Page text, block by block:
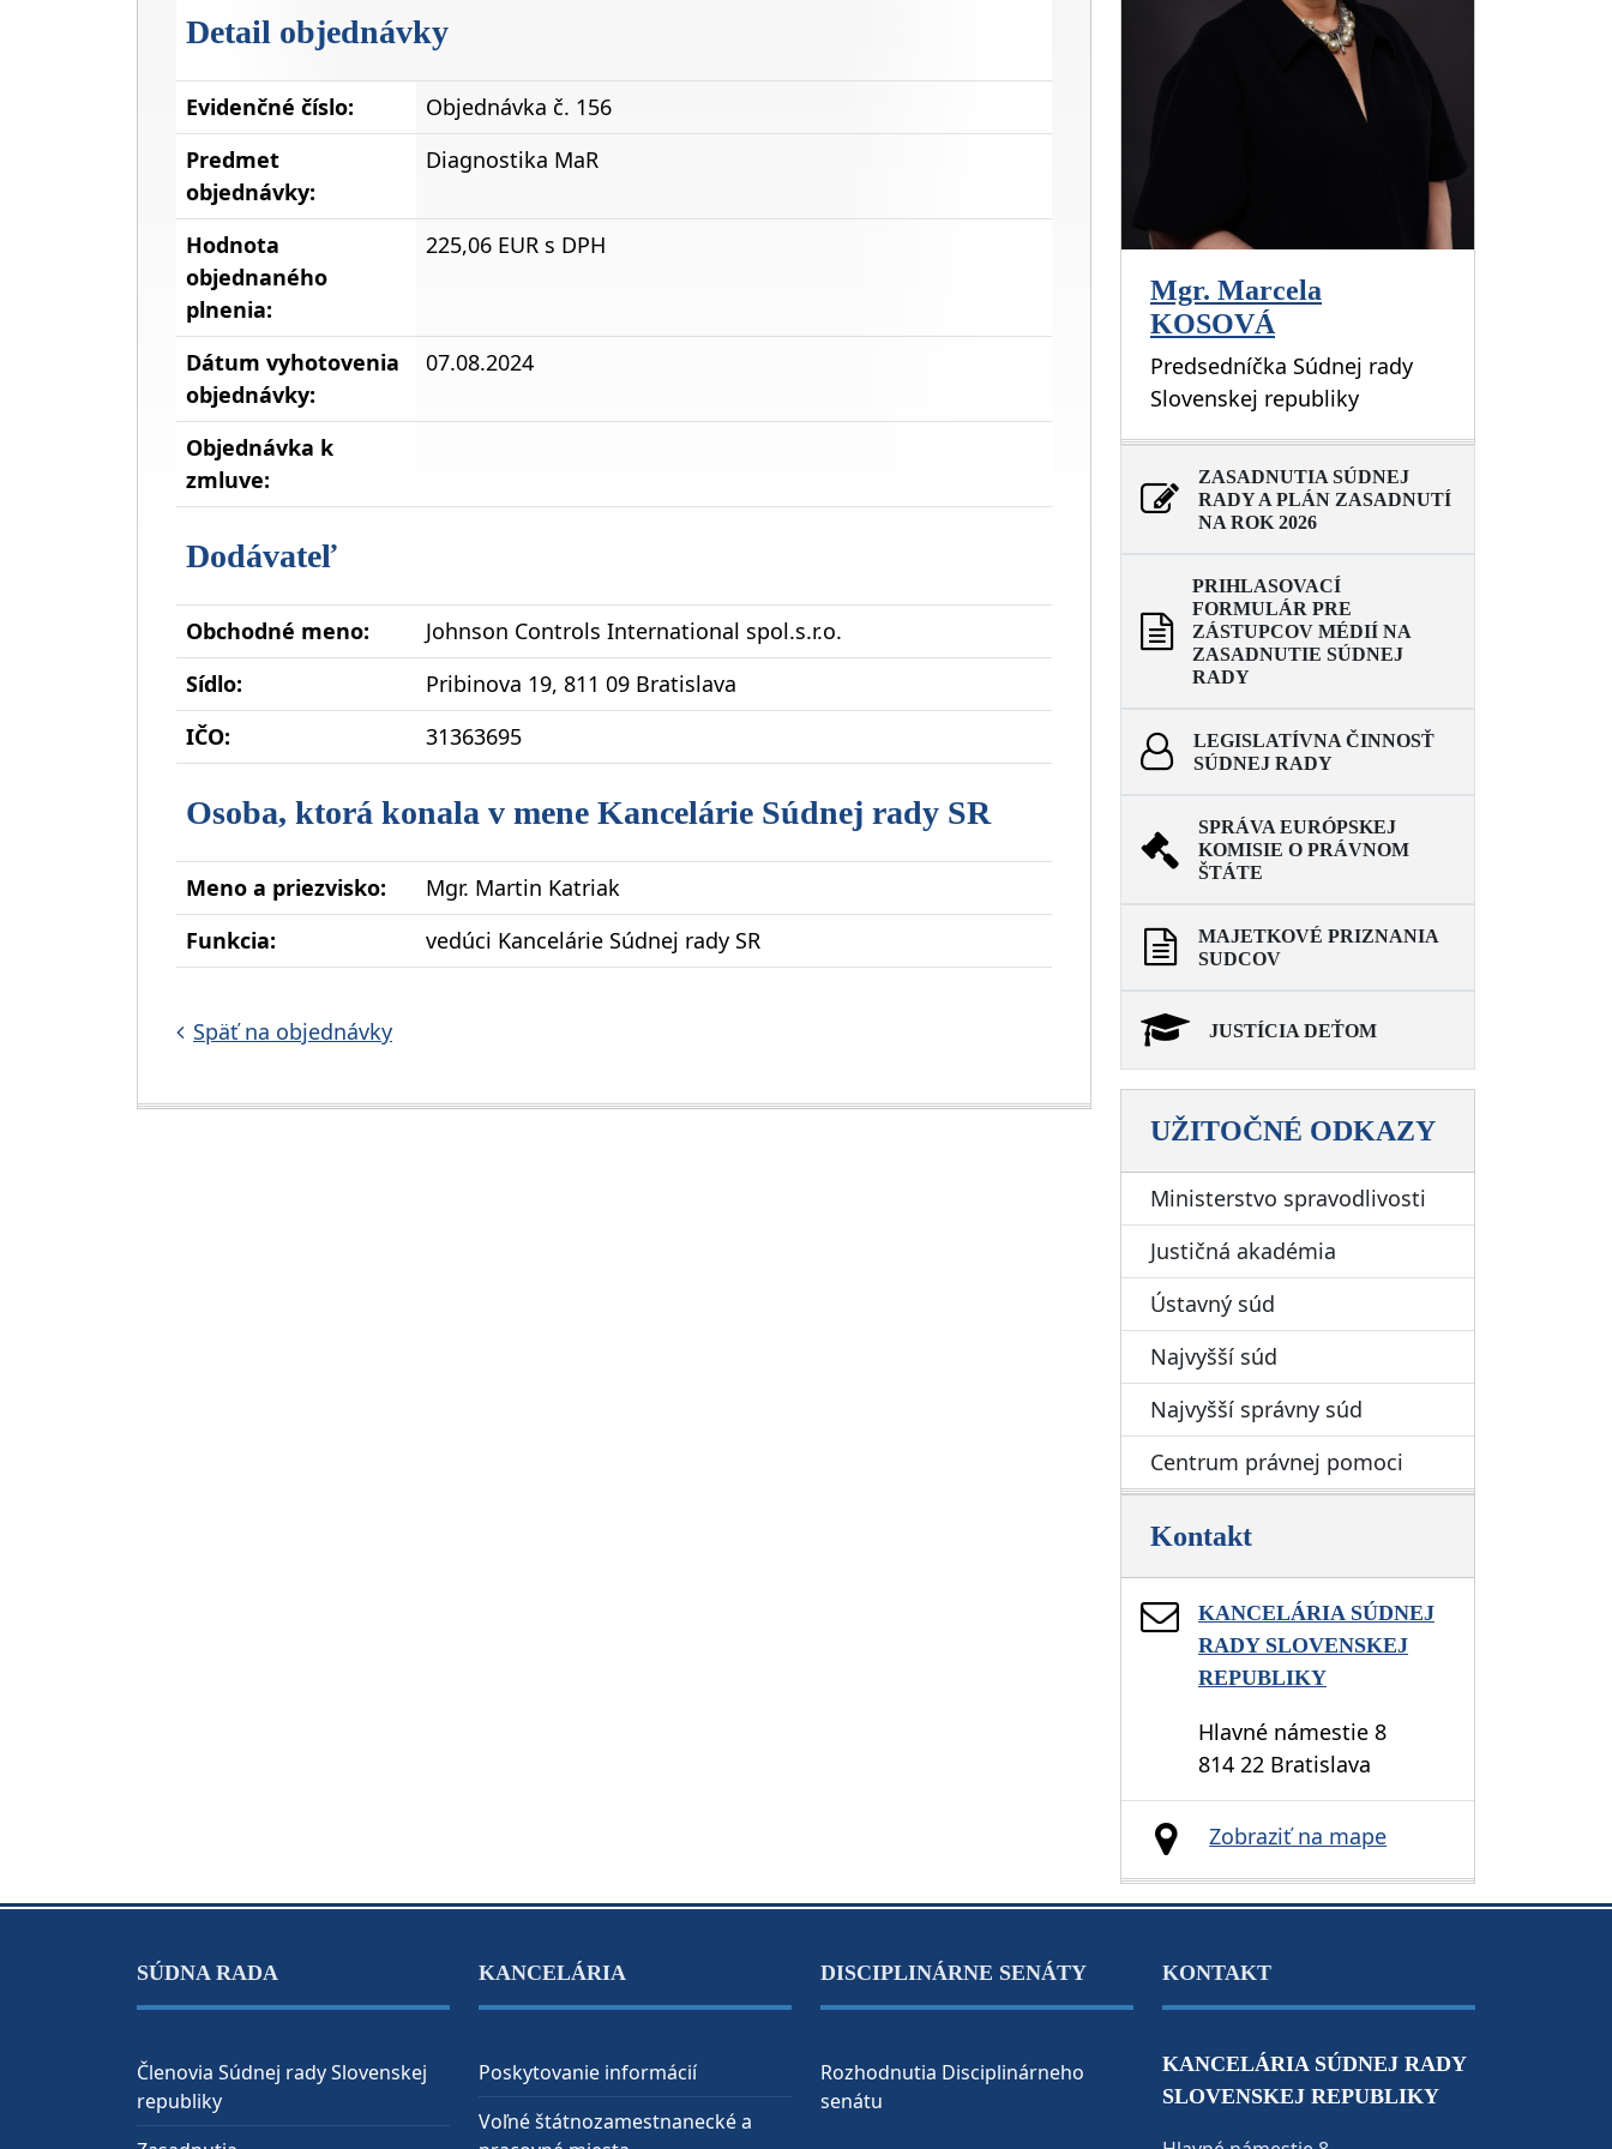
Detail objednávky
Evidenčné číslo:
Objednávka č. 156
Predmet
objednávky:
Diagnostika MaR
Hodnota
objednaného
plnenia:
225,06 EUR s DPH
Dátum vyhotovenia
objednávky:
07.08.2024
Objednávka k
zmluve:
Dodávateľ
Obchodné meno:
Johnson Controls International spol.s.r.o.
Sídlo:
Pribinova 19, 811 09 Bratislava
IČO:
31363695
Osoba, ktorá konala v mene Kancelárie Súdnej rady SR
Meno a priezvisko:
Mgr. Martin Katriak
Funkcia:
vedúci Kancelárie Súdnej rady SR
Späť na objednávky
Mgr. Marcela
KOSOVÁ
Predsedníčka Súdnej rady
Slovenskej republiky
ZASADNUTIA SÚDNEJ
RADY A PLÁN ZASADNUTÍ
NA ROK 2026
PRIHLASOVACÍ
FORMULÁR PRE
ZÁSTUPCOV MÉDIÍ NA
ZASADNUTIE SÚDNEJ
RADY
LEGISLATÍVNA ČINNOSŤ
SÚDNEJ RADY
SPRÁVA EURÓPSKEJ
KOMISIE O PRÁVNOM
ŠTÁTE
MAJETKOVÉ PRIZNANIA
SUDCOV
JUSTÍCIA DEŤOM
UŽITOČNÉ ODKAZY
Ministerstvo spravodlivosti
Justičná akadémia
Ústavný súd
Najvyšší súd
Najvyšší správny súd
Centrum právnej pomoci
Kontakt
KANCELÁRIA SÚDNEJ
RADY SLOVENSKEJ
REPUBLIKY
Hlavné námestie 8
814 22 Bratislava
Zobraziť na mape
SÚDNA RADA
Členovia Súdnej rady Slovenskej
republiky
KANCELÁRIA
Poskytovanie informácií
Voľné štátnozamestnanecké a
DISCIPLINÁRNE SENÁTY
Rozhodnutia Disciplinárneho
senátu
KONTAKT
KANCELÁRIA SÚDNEJ RADY
SLOVENSKEJ REPUBLIKY